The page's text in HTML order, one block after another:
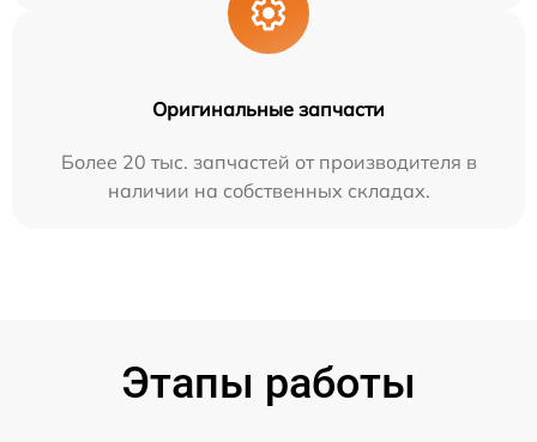
Оригинальные запчасти
Более 20 тыс. запчастей от производителя в
наличии на собственных складах.
Этапы работы